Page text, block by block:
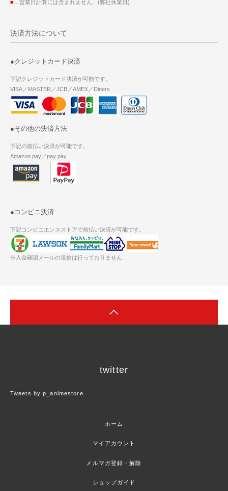
■ …営業日計算には含まれません。(弊社休業日)
決済方法について
●クレジットカード決済
下記クレジットカード決済が可能です。
VISA／MASTER／JCB／AMEX／Diners
●その他の決済方法
下記の前払い決済が可能です。
Amazon pay／pay pay
●コンビニ決済
下記コンビニエンスストアで前払い決済が可能です。
※入金確認メールの送信は行っておりません
twitter
Tweets by p_animestore
ホーム
マイアカウント
メルマガ登録・解除
ショップガイド